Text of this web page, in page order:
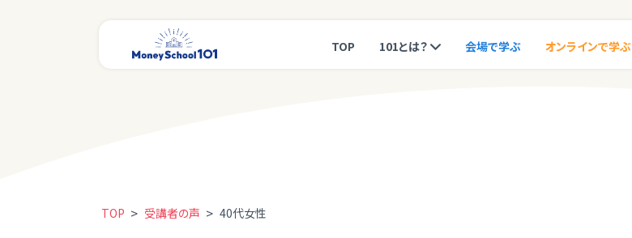
TOP 101とは？ 会場で学ぶ オンラインで学ぶ
TOP > 受講者の声 > 40代女性